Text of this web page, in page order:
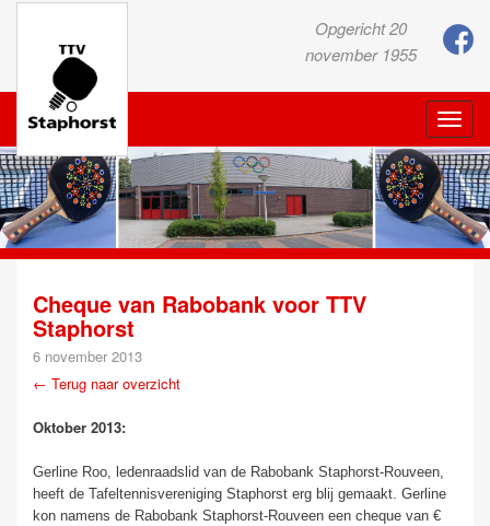
Opgericht 20
november 1955
Toggle
Cheque van Rabobank voor TTV
Staphorst
6 november 2013
← Terug naar overzicht
Oktober 2013:
Gerline Roo, ledenraadslid van de Rabobank Staphorst-Rouveen,
heeft de Tafeltennisvereniging Staphorst erg blij gemaakt. Gerline
kon namens de Rabobank Staphorst-Rouveen een cheque van €